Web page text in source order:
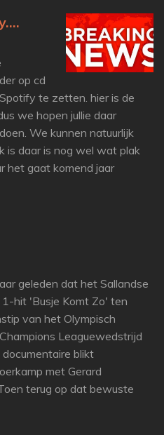
op cd
te zetten. hier is de
we hopen jullie daar
We kunnen natuurlijk
is daar is nog wel wat plak
het gaat komend jaar
geleden dat het Sallandse
1-hit 'Busje Komt Zo' ten
van het Olympisch
Leaguewedstrijd
blikt
met Gerard
terug op dat bewuste